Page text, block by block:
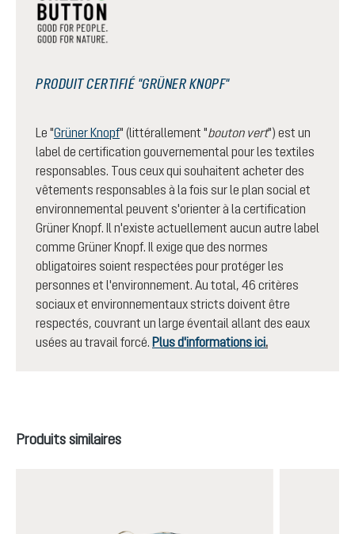
PRODUIT CERTIFIÉ "GRÜNER KNOPF"
Le "Grüner Knopf" (littérallement "bouton vert") est un
label de certification gouvernemental pour les textiles
responsables. Tous ceux qui souhaitent acheter des
vêtements responsables à la fois sur le plan social et
environnemental peuvent s'orienter à la certification
Grüner Knopf. Il n'existe actuellement aucun autre label
comme Grüner Knopf. Il exige que des normes
obligatoires soient respectées pour protéger les
personnes et l'environnement. Au total, 46 critères
sociaux et environnementaux stricts doivent être
respectés, couvrant un large éventail allant des eaux
usées au travail forcé. Plus d'informations ici.
Ignorer la galerie de produits
Produits similaires